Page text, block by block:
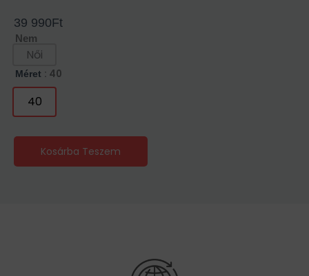
39 990Ft
Nem
Női
Méret : 40
40
Kosárba Teszem